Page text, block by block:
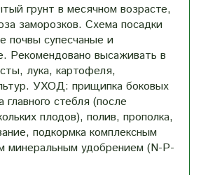
грунт в месячном возрасте,
заморозков. Схема посадки
почвы супесчаные и
Рекомендовано высаживать в
лука, картофеля,
УХОД: прищипка боковых
стебля (после
плодов), полив, прополка,
подкормка комплексным
минеральным удобрением (N-P-